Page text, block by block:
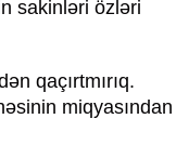
sakinləri özləri
qaçırtmırıq.
miqyasından